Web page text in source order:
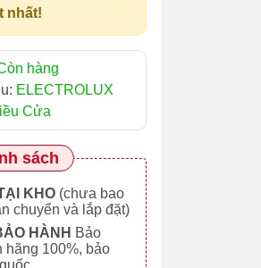
nhất!
hàng
ELECTROLUX
Cửa
sách
KHO(chưa bao
chuyển và lắp đặt)
HÀNH Bảo
hãng 100%, bảo